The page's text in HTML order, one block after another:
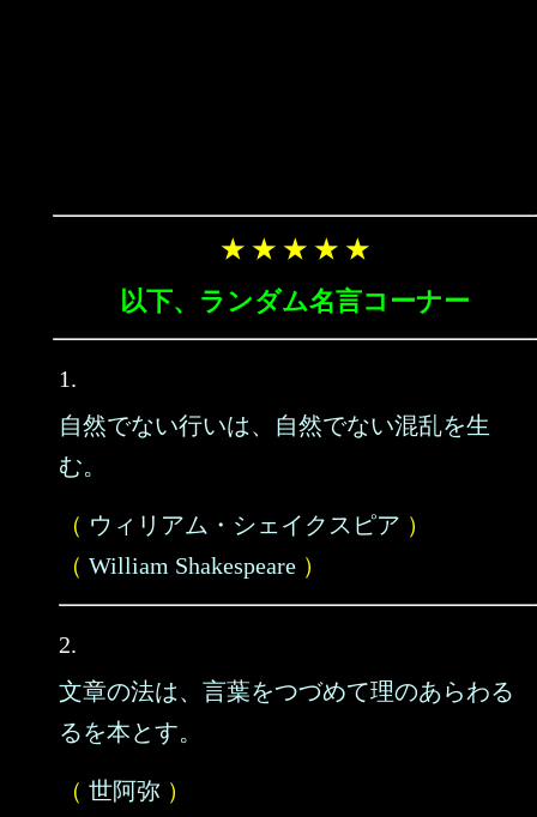
★ ★ ★ ★ ★
以下、ランダム名言コーナー
1.
自然でない行いは、自然でない混乱を生
む。
（ ウィリアム・シェイクスピア ）
（ William Shakespeare ）
2.
文章の法は、言葉をつづめて理のあらわる
るを本とす。
（ 世阿弥 ）